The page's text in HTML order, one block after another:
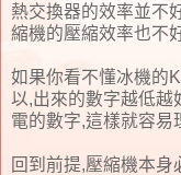
熱交換器的效率並不
縮機的壓縮效率也不
如果你看不懂冰機的
以,出來的數字越低越
電的數字,這樣就容易
回到前提,壓縮機本身